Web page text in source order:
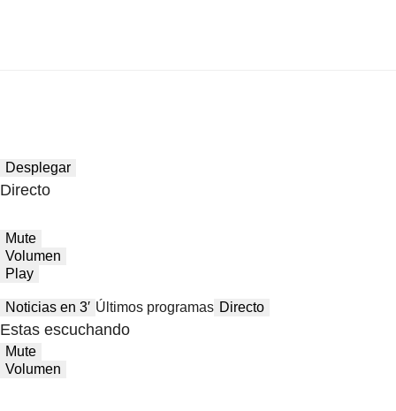
Desplegar
Directo
Mute
Volumen
Play
Noticias en 3′ Últimos programas Directo
Estas escuchando
Mute
Volumen